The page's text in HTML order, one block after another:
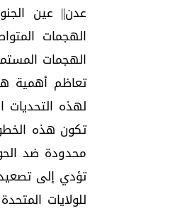
عدن|| عين
الهجمات
الهجمات
تعاظم أهمية
لهذه التحديات
تكون هذه
محدودة ضد
تؤدي إلى تصعيد
للولايات